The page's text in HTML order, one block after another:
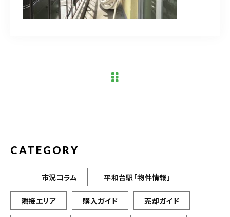
CATEGORY
市況コラム 平和台駅「物件情報」
隣接エリア 購入ガイド 売却ガイド
03-6909-2648
お問い合わせはこちら